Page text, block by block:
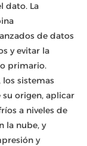
dato. La
de datos
y evitar la
primario.
los sistemas
origen, aplicar
a niveles de
la nube, y
y